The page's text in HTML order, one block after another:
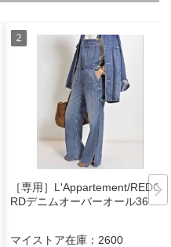
［専用］L'Appartement/REDCA
RDデニムオーバーオール36
マイストア在庫： 2600